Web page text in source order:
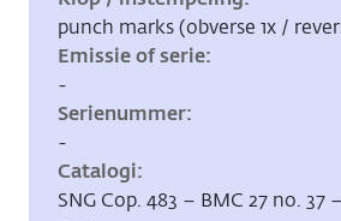
punch marks (obverse 1x /
Emissie of serie
-
Serienummer
-
Catalogi
SNG Cop. 483 – BMC 27 no. 37